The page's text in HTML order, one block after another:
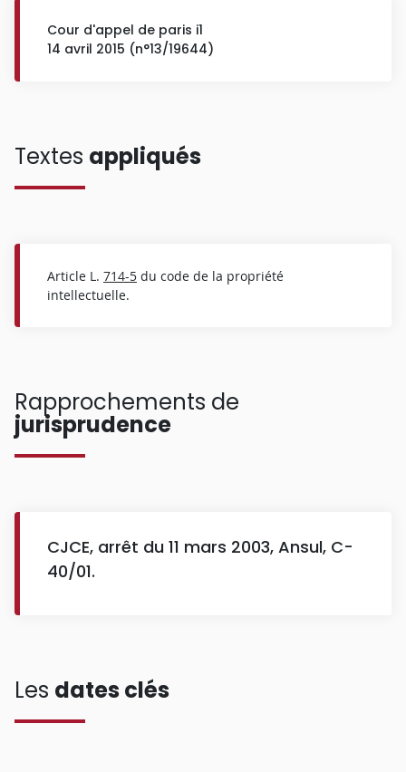
Cour d'appel de paris i1
14 avril 2015 (n°13/19644)
Textes appliqués
Article L. 714-5 du code de la propriété
intellectuelle.
Rapprochements de
jurisprudence
CJCE, arrêt du 11 mars 2003, Ansul, C-
40/01.
Les dates clés